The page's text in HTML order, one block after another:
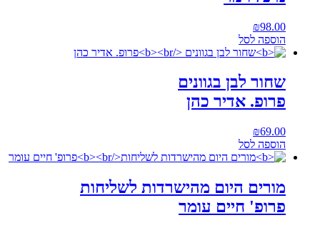
₪98.00
הוספה לסל
שחור לבן בגוונים
פרופ. אדיר כהן
₪69.00
הוספה לסל
מורים היום מהישרדות לשליחות
פרופ' חיים עומר